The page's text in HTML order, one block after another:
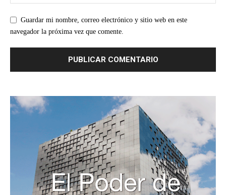
Guardar mi nombre, correo electrónico y sitio web en este
navegador la próxima vez que comente.